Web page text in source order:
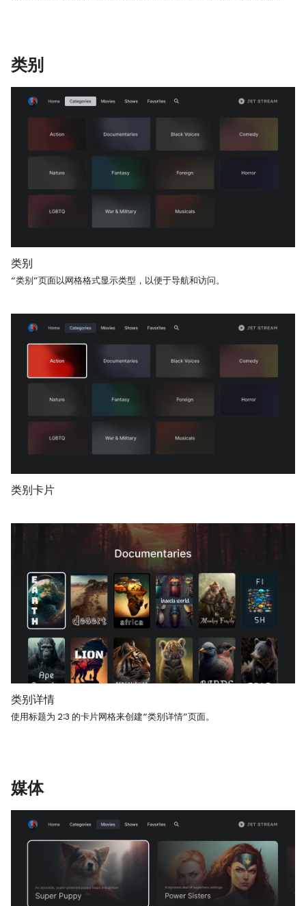
类别
类别
“类别”页面以网格格式显示类型，以便于导航和访问。
类别卡片
类别详情
使用标题为 2:3 的卡片网格来创建“类别详情”页面。
媒体